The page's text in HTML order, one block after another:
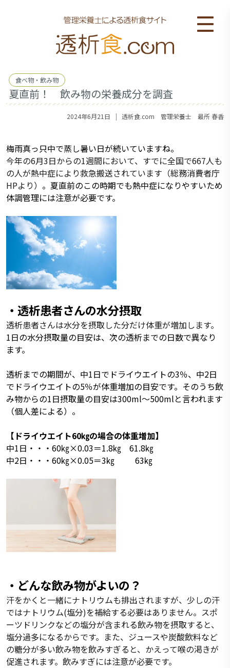
食べ物・飲み物
夏直前！ 飲み物の栄養成分を調査
2024年6月21日 ｜ 透析食.com 管理栄養士 最所 春香
梅雨真っ只中で蒸し暑い日が続いていますね。
今年の6月3日からの1週間において、すでに全国で667人も
の人が熱中症により救急搬送されています（総務消費者庁
HPより） 。夏直前のこの時期でも熱中症になりやすいため
体調管理には注意が必要です。
・透析患者さんの水分摂取
透析患者さんは水分を摂取した分だけ体重が増加します。
1日の水分摂取量の目安は、次の透析までの日数で異なり
ます。
透析までの期間が、中1日でドライウエイトの3％、中2日
でドライウエイトの5％が体重増加の目安です。そのうち飲
み物からの1日摂取量の目安は300ml～500mlと言われます
（個人差による）。
【ドライウエイト60㎏の場合の体重増加】
中1日・・・60㎏×0.03＝1.8㎏ 61.8㎏
中2日・・・60㎏×0.05＝3㎏ 63㎏
・どんな飲み物がよいの？
汗をかくと一緒にナトリウムも排出されますが、少しの汗
ではナトリウム(塩分)を補給する必要はありません。スポ
ーツドリンクなどの塩分が含まれる飲み物を摂取すると、
塩分過多になるからです。また、ジュースや炭酸飲料など
の糖分が多い飲み物を飲みすぎると、かえって喉の渇きが
促進されます。飲みすぎには注意が必要です。